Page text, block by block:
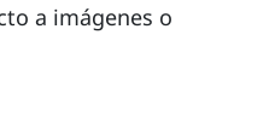
a imágenes o